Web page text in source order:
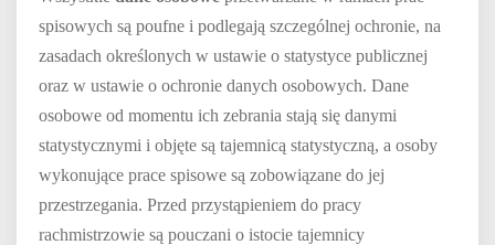
spisowych są poufne i podlegają szczególnej ochronie, na
zasadach określonych w ustawie o statystyce publicznej
oraz w ustawie o ochronie danych osobowych. Dane
osobowe od momentu ich zebrania stają się danymi
statystycznymi i objęte są tajemnicą statystyczną, a osoby
wykonujące prace spisowe są zobowiązane do jej
przestrzegania. Przed przystąpieniem do pracy
rachmistrzowie są pouczani o istocie tajemnicy